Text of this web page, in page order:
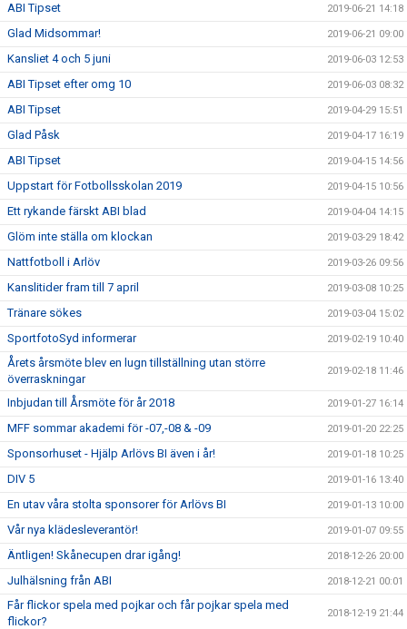
ABI Tipset 2019-06-21 14:18
Glad Midsommar! 2019-06-21 09:00
Kansliet 4 och 5 juni 2019-06-03 12:53
ABI Tipset efter omg 10 2019-06-03 08:32
ABI Tipset 2019-04-29 15:51
Glad Påsk 2019-04-17 16:19
ABI Tipset 2019-04-15 14:56
Uppstart för Fotbollsskolan 2019 2019-04-15 10:56
Ett rykande färskt ABI blad 2019-04-04 14:15
Glöm inte ställa om klockan 2019-03-29 18:42
Nattfotboll i Arlöv 2019-03-26 09:56
Kanslitider fram till 7 april 2019-03-08 10:25
Tränare sökes 2019-03-04 15:02
SportfotoSyd informerar 2019-02-19 10:40
Årets årsmöte blev en lugn tillställning utan större
överraskningar
2019-02-18 11:46
Inbjudan till Årsmöte för år 2018 2019-01-27 16:14
MFF sommar akademi för -07,-08 & -09 2019-01-20 22:25
Sponsorhuset - Hjälp Arlövs BI även i år! 2019-01-18 10:25
DIV 5 2019-01-16 13:40
En utav våra stolta sponsorer för Arlövs BI 2019-01-13 10:00
Vår nya klädesleverantör! 2019-01-07 09:55
Äntligen! Skånecupen drar igång! 2018-12-26 20:00
Julhälsning från ABI 2018-12-21 00:01
Får flickor spela med pojkar och får pojkar spela med
flickor?
2018-12-19 21:44